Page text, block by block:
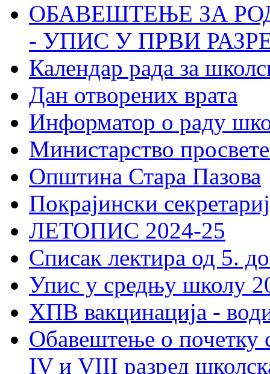
ОБАВЕШТЕЊЕ ЗА
- УПИС У ПРВИ
Календар рада за
Дан отворених врата
Информатор о раду
Министарство
Општина Стара Пазова
Покрајински
ЛЕТОПИС 2024-25
Списак лектира од 5.
Упис у средњу школу
ХПВ вакцинација -
Обавештење о почетку
IV и VIII разред